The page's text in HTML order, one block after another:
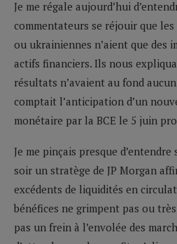
Je me régale aujourd’hui
commentateurs se réjouir que
ou ukrainiennes n’aient que des
actifs financiers. Ils nous
résultats n’avaient au fond
comptait l’anticipation d’un
monétaire par la BCE le 5 juin
Je me pinçais presque
soir un stratège de JP Morgan
excédents de liquidités en
bénéfices ne grimpent pas ou
pas un frein à l’envolée des